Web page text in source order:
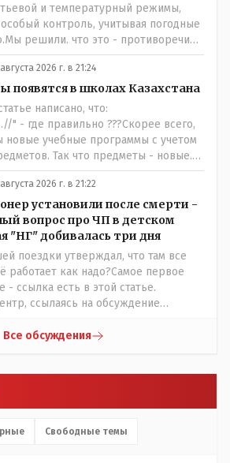
и температурный режимы,
контроль, учитывая погодные
решили. что это - противоречие.
тут противоречия нет. Этот
на следующий день после
июля, когда спешно установили и
и впервые поставили
на контроль. То есть первая
до трагедии, вторая часть -
когда все уже было
2026 г. в 21:24
появятся в школах Казахстана
написано, что:
" - где правильно ???Скорее всего,
новые учебные программы с учетом
Так что предметы - новые.
2026 г. в 21:22
установили после смерти -
вопрос про ЧП в детском
"НГ" добивалась три дня
поездки утверждал, что там все
работает как надо?Самое первое
- ссылка есть в этой статье.
ссылаясь на обсуждение
аудиосообщений, пишет, что
их установили только в
для административно-
питьевой и температурный
Все обсуждения
Свободные темы